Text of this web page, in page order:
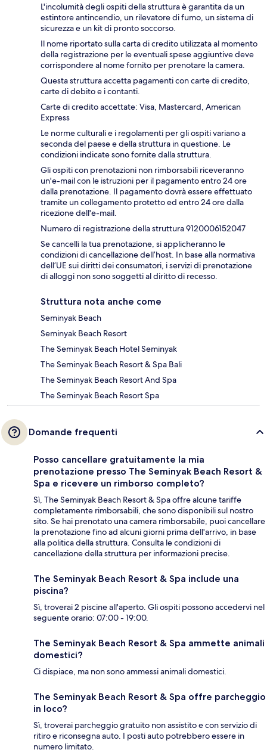
L'incolumità degli ospiti della struttura è garantita da un
estintore antincendio, un rilevatore di fumo, un sistema di
sicurezza e un kit di pronto soccorso.
Il nome riportato sulla carta di credito utilizzata al momento
della registrazione per le eventuali spese aggiuntive deve
corrispondere al nome fornito per prenotare la camera.
Questa struttura accetta pagamenti con carte di credito,
carte di debito e i contanti.
Carte di credito accettate: Visa, Mastercard, American
Express
Le norme culturali e i regolamenti per gli ospiti variano a
seconda del paese e della struttura in questione. Le
condizioni indicate sono fornite dalla struttura.
Gli ospiti con prenotazioni non rimborsabili riceveranno
un'e-mail con le istruzioni per il pagamento entro 24 ore
dalla prenotazione. Il pagamento dovrà essere effettuato
tramite un collegamento protetto ed entro 24 ore dalla
ricezione dell'e-mail.
Numero di registrazione della struttura 9120006152047
Se cancelli la tua prenotazione, si applicheranno le
condizioni di cancellazione dell’host. In base alla normativa
dell’UE sui diritti dei consumatori, i servizi di prenotazione
di alloggi non sono soggetti al diritto di recesso.
Struttura nota anche come
Seminyak Beach
Seminyak Beach Resort
The Seminyak Beach Hotel Seminyak
The Seminyak Beach Resort & Spa Bali
The Seminyak Beach Resort And Spa
The Seminyak Beach Resort Spa
Domande frequenti
Posso cancellare gratuitamente la mia
prenotazione presso The Seminyak Beach Resort &
Spa e ricevere un rimborso completo?
Sì, The Seminyak Beach Resort & Spa offre alcune tariffe
completamente rimborsabili, che sono disponibili sul nostro
sito. Se hai prenotato una camera rimborsabile, puoi cancellare
la prenotazione fino ad alcuni giorni prima dell'arrivo, in base
alla politica della struttura. Consulta le condizioni di
cancellazione della struttura per informazioni precise.
The Seminyak Beach Resort & Spa include una
piscina?
Sì, troverai 2 piscine all'aperto. Gli ospiti possono accedervi nel
seguente orario: 07:00 - 19:00.
The Seminyak Beach Resort & Spa ammette animali
domestici?
Ci dispiace, ma non sono ammessi animali domestici.
The Seminyak Beach Resort & Spa offre parcheggio
in loco?
Sì, troverai parcheggio gratuito non assistito e con servizio di
ritiro e riconsegna auto. I posti auto potrebbero essere in
numero limitato.